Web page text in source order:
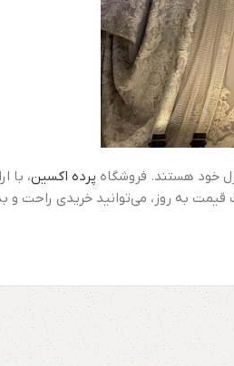
خود هستند. فروشگاه پرده اکسین، با
به روز، می‌توانید خریدی راحت و